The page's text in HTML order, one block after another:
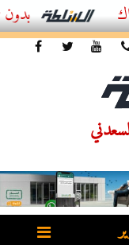
أفضل اشتراك IPTV بدون تقطيع 2026 – دليل المشاهد العصري